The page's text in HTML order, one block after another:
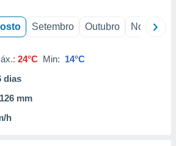
Setembro Outubro Novembro
24°C Min: 14°C
dias
126 mm
h